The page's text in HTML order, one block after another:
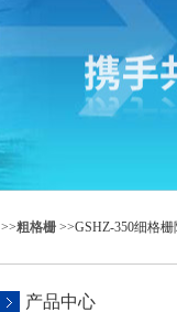
>>粗格栅 >>GSHZ-350细格
产品中心